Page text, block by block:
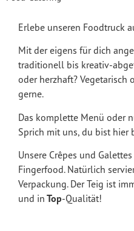
Erlebe unseren Foodtruck
Mit der eigens für dich
traditionell bis kreativ-
oder herzhaft? Vegetarisch
gerne.
Das komplette Menü oder
Sprich mit uns, du bist hier
Unsere Crêpes und
Fingerfood. Natürlich
Verpackung. Der Teig ist
und in Top-Qualität!